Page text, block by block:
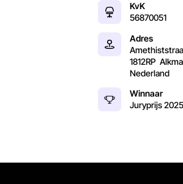
KvK
56870051
Adres
1812RP
Nederland
Winnaar
Juryprijs2025